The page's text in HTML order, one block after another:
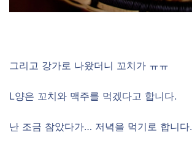
그리고 강가로 나왔더니 꼬치가 ㅠㅠ
L양은 꼬치와 맥주를 먹겠다고 합니다.
난 조금 참았다가… 저녁을 먹기로 합니다.